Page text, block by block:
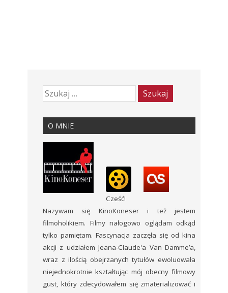
O MNIE
Cześć!
Nazywam się KinoKoneser i też jestem
filmoholikiem. Filmy nałogowo oglądam odkąd
tylko pamiętam. Fascynacja zaczęła się od kina
akcji z udziałem Jeana-Claude'a Van Damme’a,
wraz z ilością obejrzanych tytułów ewoluowała
niejednokrotnie kształtując mój obecny filmowy
gust, który zdecydowałem się zmaterializować i